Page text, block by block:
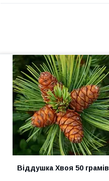
Віддушка Хвоя 50 грамів